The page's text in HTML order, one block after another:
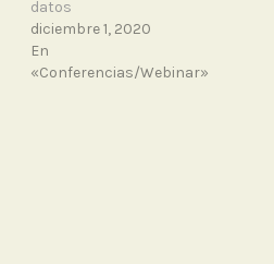
datos
diciembre 1, 2020
En
«Conferencias/Webinar»